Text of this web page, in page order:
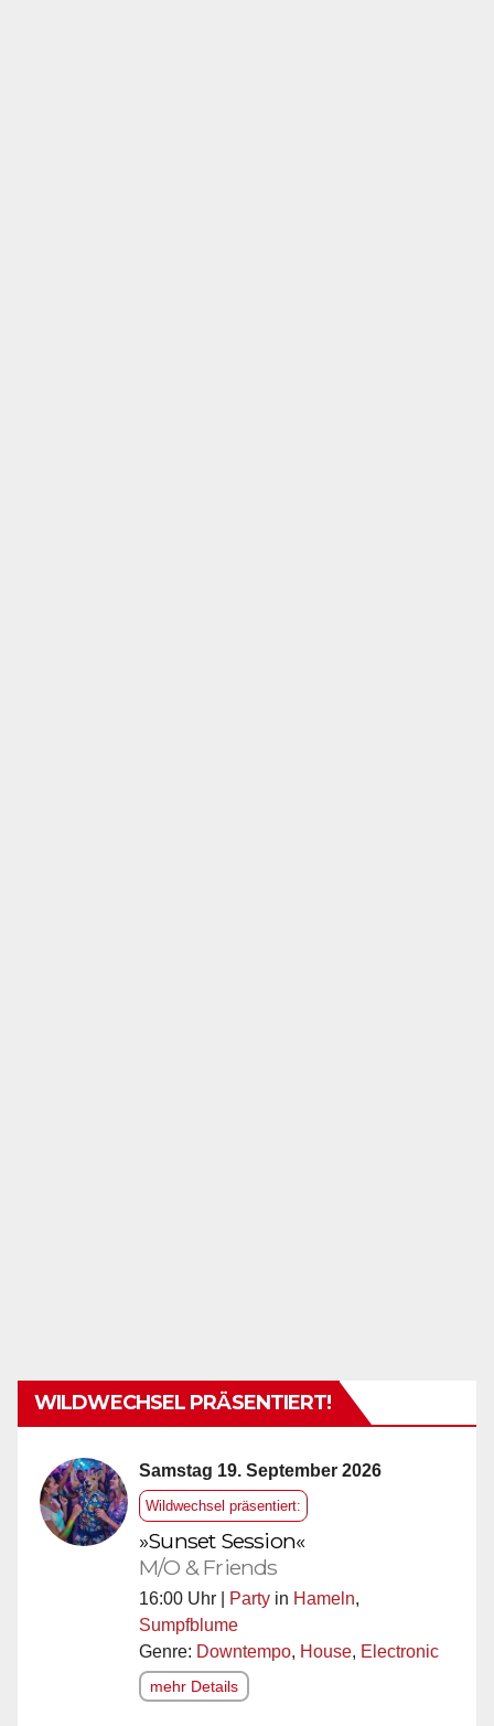
WILDWECHSEL PRÄSENTIERT!
Samstag 19. September 2026
Wildwechsel präsentiert:
»Sunset Session«
M/O & Friends
16:00 Uhr | Party in Hameln,
Sumpfblume
Genre: Downtempo, House, Electronic
mehr Details